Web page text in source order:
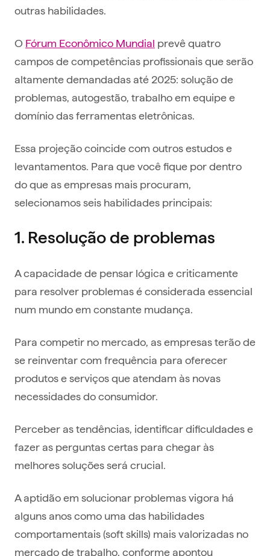
outras habilidades.
O Fórum Econômico Mundial prevê quatro
campos de competências profissionais que serão
altamente demandadas até 2025: solução de
problemas, autogestão, trabalho em equipe e
domínio das ferramentas eletrônicas.
Essa projeção coincide com outros estudos e
levantamentos. Para que você fique por dentro
do que as empresas mais procuram,
selecionamos seis habilidades principais:
1. Resolução de problemas
A capacidade de pensar lógica e criticamente
para resolver problemas é considerada essencial
num mundo em constante mudança.
Para competir no mercado, as empresas terão de
se reinventar com frequência para oferecer
produtos e serviços que atendam às novas
necessidades do consumidor.
Perceber as tendências, identificar dificuldades e
fazer as perguntas certas para chegar às
melhores soluções será crucial.
A aptidão em solucionar problemas vigora há
alguns anos como uma das habilidades
comportamentais (soft skills) mais valorizadas no
mercado de trabalho, conforme apontou